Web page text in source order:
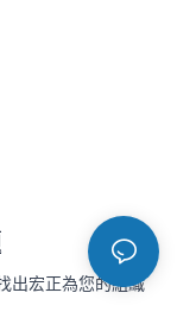
出宏正為您的組織